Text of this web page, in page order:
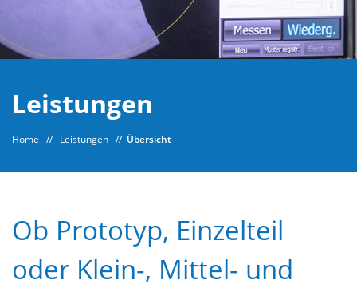
Leistungen
Home // Leistungen // Übersicht
Ob Prototyp, Einzelteil
oder Klein-, Mittel- und